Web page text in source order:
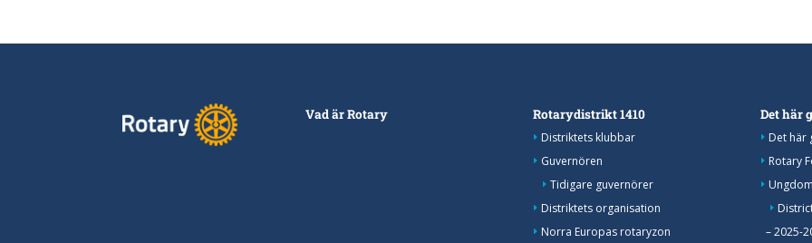
Vad är Rotary Rotarydistrikt 1410
Distriktets klubbar
Guvernören
Tidigare guvernörer
Distriktets organisation
Norra Europas rotaryzon
Det här
Det här
Rotary
– 2025-